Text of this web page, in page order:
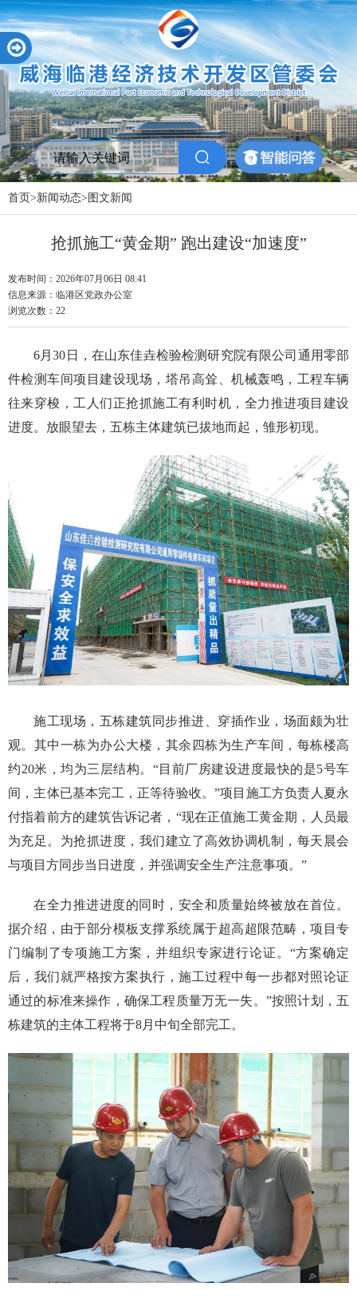
首页>新闻动态> 图文新闻
抢抓施工“黄金期” 跑出建设“加速度”
发布时间：2026年07月06日 08:41
信息来源： 临港区党政办公室
浏览次数： 22
6月30日，在山东佳垚检验检测研究院有限公司通用零部
件检测车间项目建设现场，塔吊高耸、机械轰鸣，工程车辆
往来穿梭，工人们正抢抓施工有利时机，全力推进项目建设
进度。放眼望去，五栋主体建筑已拔地而起，雏形初现。
施工现场，五栋建筑同步推进、穿插作业，场面颇为壮
观。其中一栋为办公大楼，其余四栋为生产车间，每栋楼高
约20米，均为三层结构。“目前厂房建设进度最快的是5号车
间，主体已基本完工，正等待验收。”项目施工方负责人夏永
付指着前方的建筑告诉记者，“现在正值施工黄金期，人员最
为充足。为抢抓进度，我们建立了高效协调机制，每天晨会
与项目方同步当日进度，并强调安全生产注意事项。”
在全力推进进度的同时，安全和质量始终被放在首位。
据介绍，由于部分模板支撑系统属于超高超限范畴，项目专
门编制了专项施工方案，并组织专家进行论证。“方案确定
后，我们就严格按方案执行，施工过程中每一步都对照论证
通过的标准来操作，确保工程质量万无一失。”按照计划，五
栋建筑的主体工程将于8月中旬全部完工。